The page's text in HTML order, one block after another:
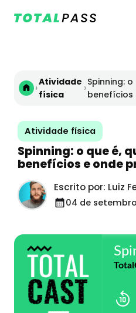
›Atividade
física
›Spinning:
benefícios
Atividade física
Spinning: o que é,
benefícios e onde
Escrito por: Luiz
04 de